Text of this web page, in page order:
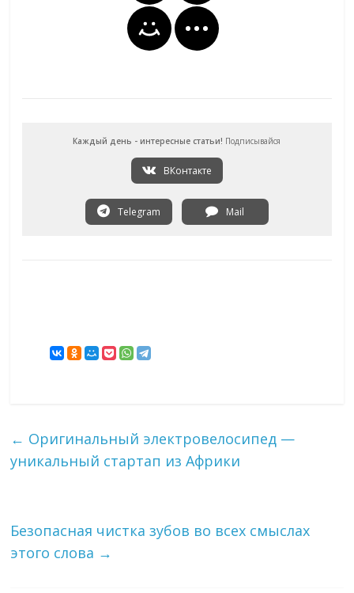
Каждый день - интересные статьи! Подписывайся
ВКонтакте
Telegram Mail
← Оригинальный электровелосипед —
уникальный стартап из Африки
Безопасная чистка зубов во всех смыслах
этого слова →